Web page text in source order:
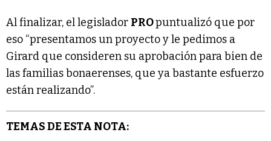
Al finalizar, el legislador PROpuntualizó que por
eso “presentamos un proyecto y le pedimos a
Girard que consideren su aprobación para bien de
las familias bonaerenses, que ya bastante esfuerzo
están realizando”.
TEMAS DE ESTA NOTA: